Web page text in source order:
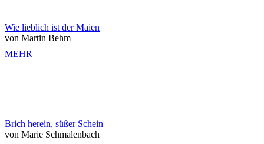
Wie lieblich ist der Maien
von Martin Behm
MEHR
Brich herein, süßer Schein
von Marie Schmalenbach